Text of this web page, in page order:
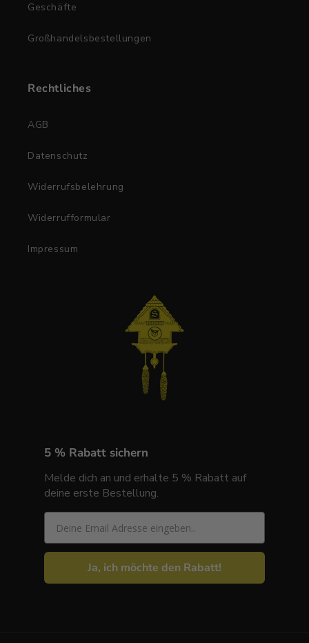
Geschäfte
Großhandelsbestellungen
Rechtliches
AGB
Datenschutz
Widerrufsbelehrung
Widerrufformular
Impressum
5 % Rabatt sichern
Melde dich an und erhalte 5 % Rabatt auf
deine erste Bestellung.
Email
Ja, ich möchte den Rabatt!